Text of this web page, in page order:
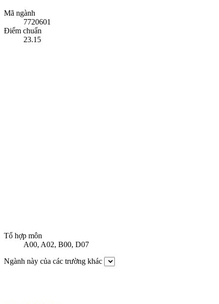
Mã ngành
7720601
Điểm chuẩn
23.15
Tổ hợp môn
A00, A02, B00, D07
Ngành này của các trường khác